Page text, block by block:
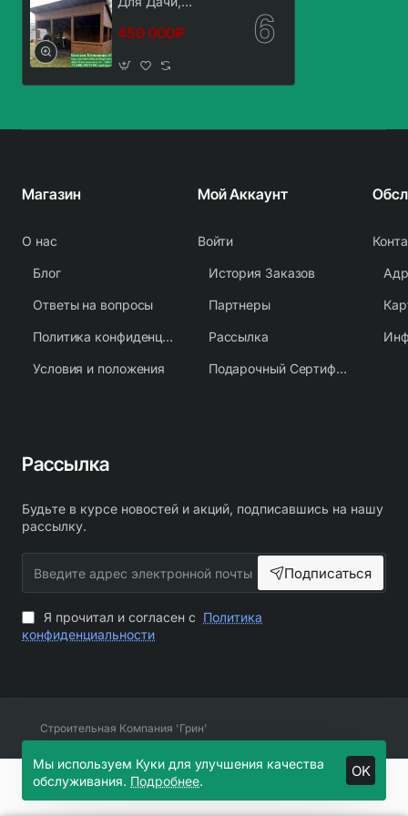
Мы используем Куки для улучшения качества
обслуживания. Подробнее.
OK
3х6
450 000₽
Магазин
О нас
Блог
Ответы на вопросы
Политика конфиденциальности
Условия и положения
Мой Аккаунт
Войти
История Заказов
Партнеры
Рассылка
Подарочный Сертификат
Рассылка
Будьте в курсе новостей и акций, подписавшись на нашу
рассылку.
адрес
электронной
почты
Подписаться
Я прочитал и согласен с Политика
конфиденциальности
Строительная Компания 'Грин'